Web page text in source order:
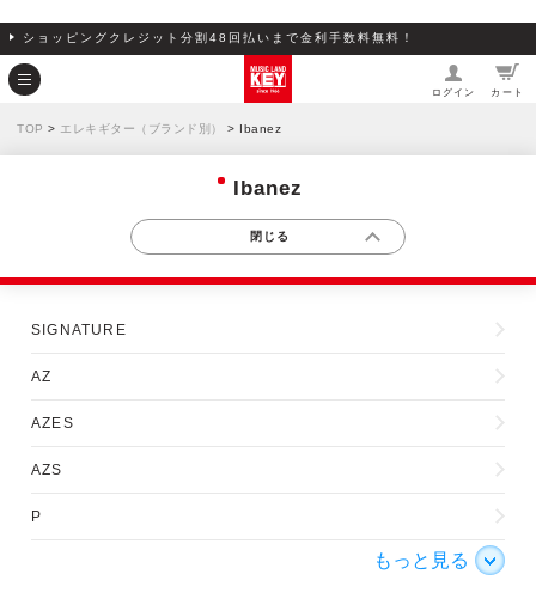
ショッピングクレジット分割48回払いまで金利手数料無料！
ログイン カート
TOP > エレキギター（ブランド別） > Ibanez
Ibanez
SIGNATURE
AZ
AZES
AZS
P
もっと見る